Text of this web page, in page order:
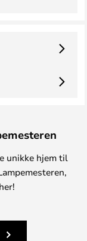
unikke hjem til